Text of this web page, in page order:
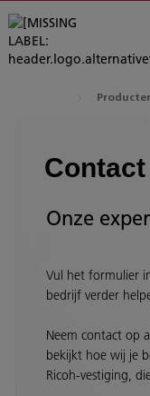
Contact
Onze
Vul het formulier
bedrijf verder
Neem contact op
bekijkt hoe wij je
Ricoh-vestiging,